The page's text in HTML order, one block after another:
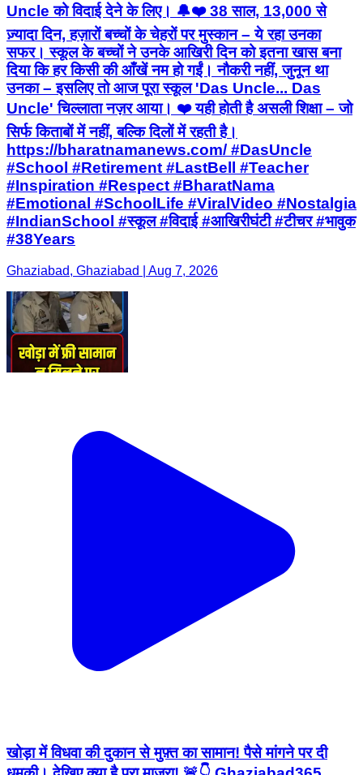
Uncle को विदाई देने के लिए। 🔔❤️ 38 साल, 13,000 से
ज़्यादा दिन, हज़ारों बच्चों के चेहरों पर मुस्कान – ये रहा उनका
सफर। स्कूल के बच्चों ने उनके आखिरी दिन को इतना खास बना
दिया कि हर किसी की आँखें नम हो गईं। नौकरी नहीं, जुनून था
उनका – इसलिए तो आज पूरा स्कूल 'Das Uncle... Das
Uncle' चिल्लाता नज़र आया। ❤️ यही होती है असली शिक्षा – जो
सिर्फ किताबों में नहीं, बल्कि दिलों में रहती है।
https://bharatnamanews.com/ #DasUncle
#School #Retirement #LastBell #Teacher
#Inspiration #Respect #BharatNama
#Emotional #SchoolLife #ViralVideo #Nostalgia
#IndianSchool #स्कूल #विदाई #आखिरीघंटी #टीचर #भावुक
#38Years
Ghaziabad, Ghaziabad | Aug 7, 2026
खोड़ा में विधवा की दुकान से मुफ़्त का सामान! पैसे मांगने पर दी